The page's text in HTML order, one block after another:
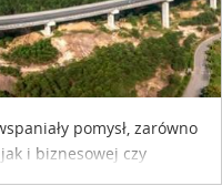
pomysł, zarówno
i biznesowej czy
winiety, co